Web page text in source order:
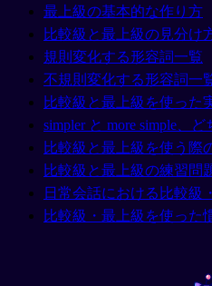
最上級の基本的な作り方
比較級と最上級の見分け
規則変化する形容詞一覧
不規則変化する形容詞一
比較級と最上級を使った
simpler と more simple、
比較級と最上級を使う際
比較級と最上級の練習問
日常会話における比較級
比較級・最上級を使った